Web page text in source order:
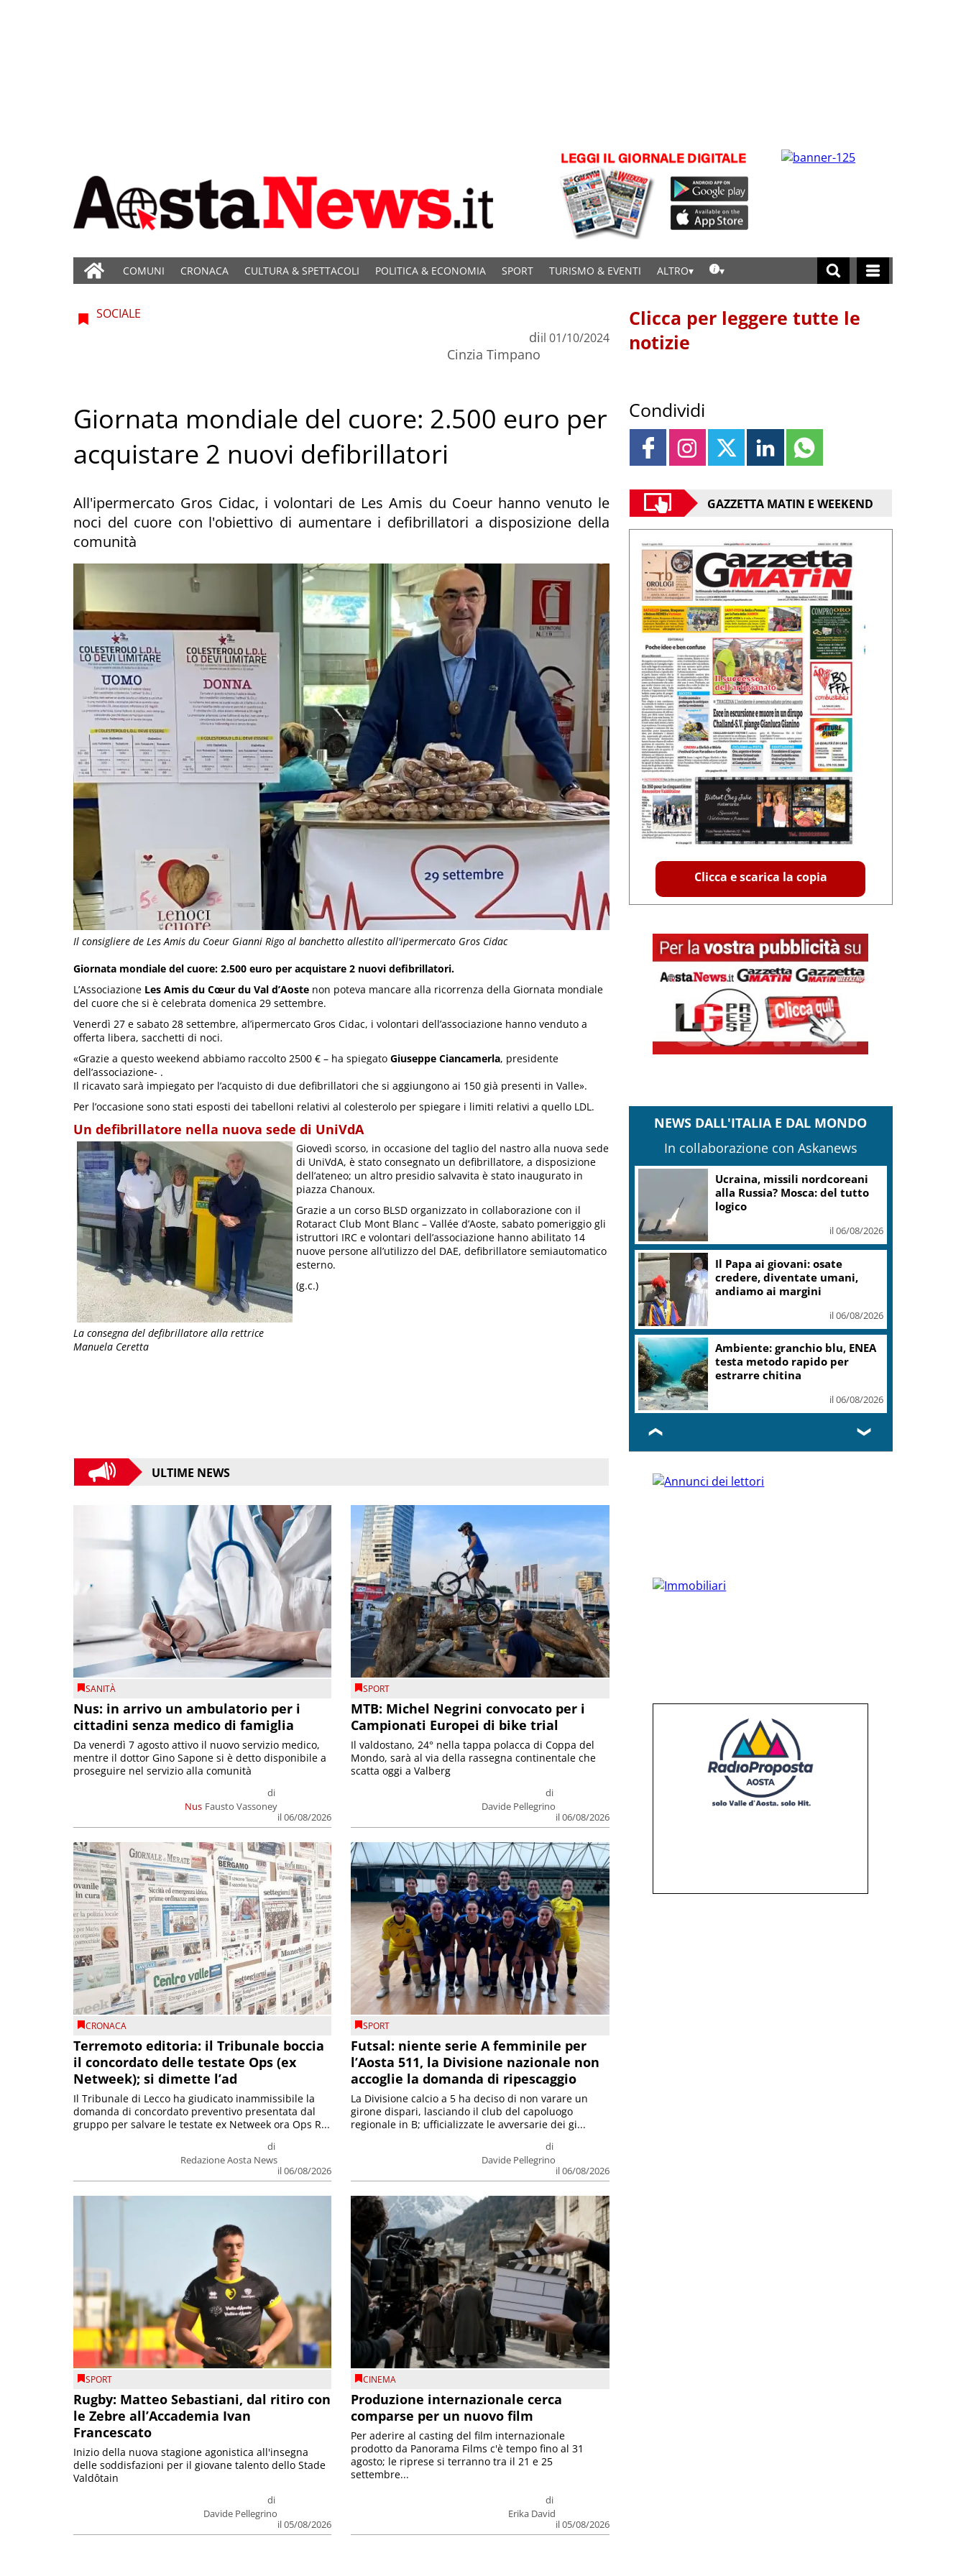
COMUNI CRONACA CULTURA & SPETTACOLI POLITICA & ECONOMIA SPORT TURISMO & EVENTI ALTRO
Il consigliere de Les Amis du Coeur Gianni Rigo al banchetto allestito all'ipermercato Gros Cidac
SOCIALE
di
Cinzia Timpano
il 01/10/2024
Giornata mondiale del cuore: 2.500 euro per
acquistare 2 nuovi defibrillatori
All'ipermercato Gros Cidac, i volontari de Les Amis du Coeur hanno venuto le
noci del cuore con l'obiettivo di aumentare i defibrillatori a disposizione della
comunità
Giornata mondiale del cuore: 2.500 euro per acquistare 2 nuovi defibrillatori.
L’Associazione Les Amis du Cœur du Val d’Aoste non poteva mancare alla ricorrenza della Giornata mondiale
del cuore che si è celebrata domenica 29 settembre.
Venerdì 27 e sabato 28 settembre, al’ipermercato Gros Cidac, i volontari dell’associazione hanno venduto a
offerta libera, sacchetti di noci.
«Grazie a questo weekend abbiamo raccolto 2500 € – ha spiegato Giuseppe Ciancamerla, presidente
dell’associazione- .
Il ricavato sarà impiegato per l’acquisto di due defibrillatori che si aggiungono ai 150 già presenti in Valle».
Per l’occasione sono stati esposti dei tabelloni relativi al colesterolo per spiegare i limiti relativi a quello LDL.
Un defibrillatore nella nuova sede di UniVdA
La consegna del defibrillatore alla rettrice
Manuela Ceretta
Giovedì scorso, in occasione del taglio del nastro alla nuova sede
di UniVdA, è stato consegnato un defibrillatore, a disposizione
dell’ateneo; un altro presidio salvavita è stato inaugurato in
piazza Chanoux.
Grazie a un corso BLSD organizzato in collaborazione con il
Rotaract Club Mont Blanc – Vallée d’Aoste, sabato pomeriggio gli
istruttori IRC e volontari dell’associazione hanno abilitato 14
nuove persone all’utilizzo del DAE, defibrillatore semiautomatico
esterno.
(g.c.)
ULTIME NEWS
SANITÀ
Nus: in arrivo un ambulatorio per i
cittadini senza medico di famiglia
Nus
di
Fausto Vassoney
il 06/08/2026
Da venerdì 7 agosto attivo il nuovo servizio medico,
mentre il dottor Gino Sapone si è detto disponibile a
proseguire nel servizio alla comunità
SPORT
MTB: Michel Negrini convocato per i
Campionati Europei di bike trial
di
Davide Pellegrino
il 06/08/2026
Il valdostano, 24° nella tappa polacca di Coppa del
Mondo, sarà al via della rassegna continentale che
scatta oggi a Valberg
CRONACA
Terremoto editoria: il Tribunale boccia
il concordato delle testate Ops (ex
Netweek); si dimette l’ad
di
Redazione Aosta News
il 06/08/2026
Il Tribunale di Lecco ha giudicato inammissibile la
domanda di concordato preventivo presentata dal
gruppo per salvare le testate ex Netweek ora Ops R...
SPORT
Futsal: niente serie A femminile per
l’Aosta 511, la Divisione nazionale non
accoglie la domanda di ripescaggio
di
Davide Pellegrino
il 06/08/2026
La Divisione calcio a 5 ha deciso di non varare un
girone dispari, lasciando il club del capoluogo
regionale in B; ufficializzate le avversarie dei gi...
SPORT
Rugby: Matteo Sebastiani, dal ritiro con
le Zebre all’Accademia Ivan
Francescato
di
Davide Pellegrino
il 05/08/2026
Inizio della nuova stagione agonistica all'insegna
delle soddisfazioni per il giovane talento dello Stade
Valdôtain
CINEMA
Produzione internazionale cerca
comparse per un nuovo film
di
Erika David
il 05/08/2026
Per aderire al casting del film internazionale
prodotto da Panorama Films c'è tempo fino al 31
agosto; le riprese si terranno tra il 21 e 25
settembre...
Clicca per leggere tutte le
notizie
Condividi
GAZZETTA MATIN E WEEKEND
Clicca e scarica la copia
NEWS DALL'ITALIA E DAL MONDO
In collaborazione con Askanews
Ucraina, missili nordcoreani
alla Russia? Mosca: del tutto
logico
il 06/08/2026
Il Papa ai giovani: osate
credere, diventate umani,
andiamo ai margini
il 06/08/2026
Ambiente: granchio blu, ENEA
testa metodo rapido per
estrarre chitina
il 06/08/2026
❮ ❯